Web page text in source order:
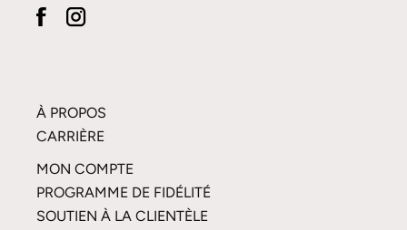
À PROPOS
CARRIÈRE
MON COMPTE
PROGRAMME DE FIDÉLITÉ
SOUTIEN À LA CLIENTÈLE